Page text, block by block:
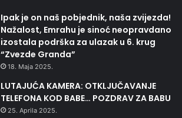
Ipak je on naš pobjednik, naša zvijezda!
Nažalost, Emrahu je sinoć neopravdano
izostala podrška za ulazak u 6. krug
“Zvezde Granda”
18. Maja 2025.
LUTAJUĆA KAMERA: OTKLJUČAVANJE
TELEFONA KOD BABE… POZDRAV ZA BABU
25. Aprila 2025.